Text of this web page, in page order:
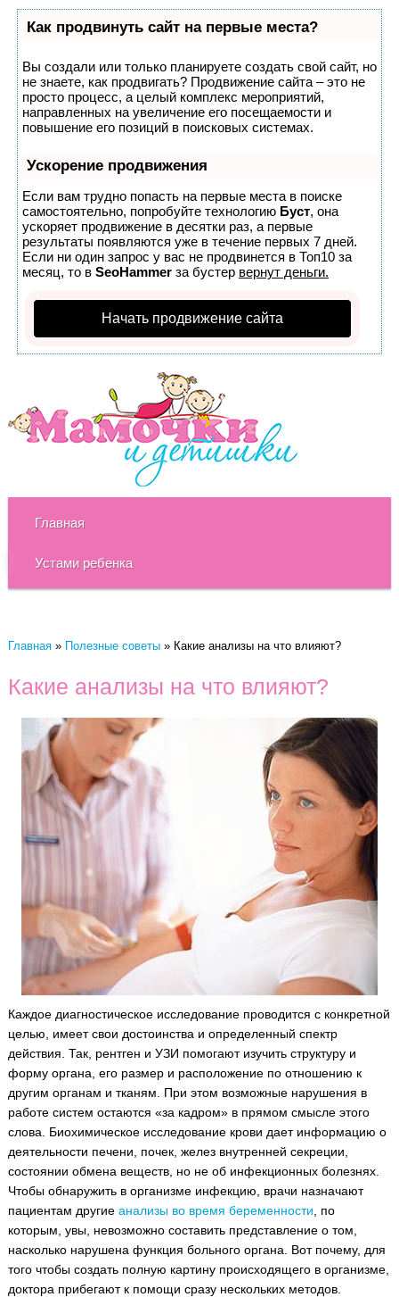
Как продвинуть сайт на первые места?
Вы создали или только планируете создать свой сайт, но
не знаете, как продвигать? Продвижение сайта – это не
просто процесс, а целый комплекс мероприятий,
направленных на увеличение его посещаемости и
повышение его позиций в поисковых системах.
Ускорение продвижения
Если вам трудно попасть на первые места в поиске
самостоятельно, попробуйте технологию Буст, она
ускоряет продвижение в десятки раз, а первые
результаты появляются уже в течение первых 7 дней.
Если ни один запрос у вас не продвинется в Топ10 за
месяц, то в SeoHammerза бустер вернут деньги.
Начать продвижение сайта
Главная
Устами ребенка
Главная» Полезные советы» Какие анализы на что влияют?
Какие анализы на что влияют?
Каждое диагностическое исследование проводится с конкретной
целью, имеет свои достоинства и определенный спектр
действия. Так, рентген и УЗИ помогают изучить структуру и
форму органа, его размер и расположение по отношению к
другим органам и тканям. При этом возможные нарушения в
работе систем остаются «за кадром» в прямом смысле этого
слова. Биохимическое исследование крови дает информацию о
деятельности печени, почек, желез внутренней секреции,
состоянии обмена веществ, но не об инфекционных болезнях.
Чтобы обнаружить в организме инфекцию, врачи назначают
пациентам другие анализы во время беременности , по
которым, увы, невозможно составить представление о том,
насколько нарушена функция больного органа. Вот почему, для
того чтобы создать полную картину происходящего в организме,
доктора прибегают к помощи сразу нескольких методов.